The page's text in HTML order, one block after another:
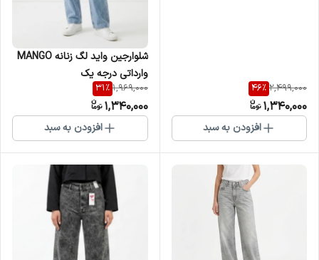
2,499,000
46%
1,340,000
افزودن به سبد
شلوارجین واید لگ زنانه MANGO
وارداتی درجه یک
1,969,000
31%
1,340,000
افزودن به سبد